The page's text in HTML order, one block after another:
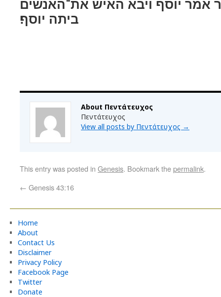
אמר יוסף ויבא האישׁ את־האנשׁים
ביתה יוסף׃
About Πεντάτευχος
Πεντάτευχος
View all posts by Πεντάτευχος →
This entry was posted in Genesis. Bookmark thepermalink.
← Genesis 43:16
Home
About
Contact Us
Disclaimer
Privacy Policy
Facebook Page
Twitter
Donate